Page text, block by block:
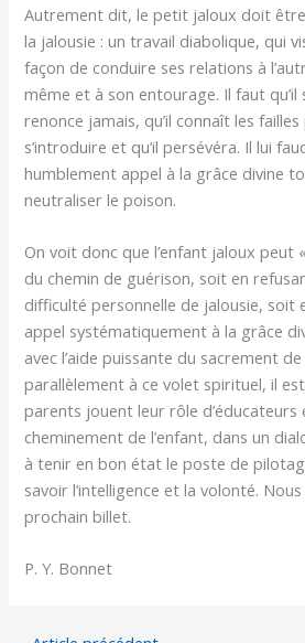
Autrement dit, le petit jaloux doit
la jalousie : un travail diabolique, qui
façon de conduire ses relations à
même et à son entourage. Il faut qu’il
renonce jamais, qu’il connaît les
s’introduire et qu’il persévéra. Il lui
humblement appel à la grâce divine
neutraliser le poison.
On voit donc que l’enfant jaloux peut
du chemin de guérison, soit en
difficulté personnelle de jalousie, soit
appel systématiquement à la grâce
avec l’aide puissante du sacrement
parallèlement à ce volet spirituel, il
parents jouent leur rôle d’éducateurs
cheminement de l’enfant, dans un
à tenir en bon état le poste de
savoir l’intelligence et la volonté.
prochain billet.
P. Y. Bonnet